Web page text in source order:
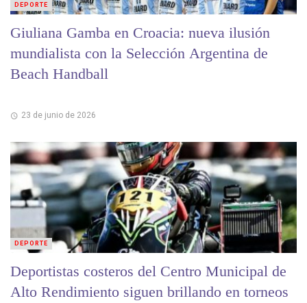
Giuliana Gamba en Croacia: nueva ilusión
mundialista con la Selección Argentina de
Beach Handball
23 de junio de 2026
DEPORTE
Deportistas costeros del Centro Municipal de
Alto Rendimiento siguen brillando en torneos
DEPORTE